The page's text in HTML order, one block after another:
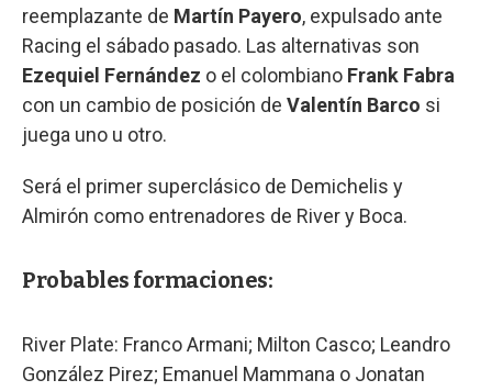
reemplazante de Martín Payero, expulsado ante
Racing el sábado pasado. Las alternativas son
Ezequiel Fernández o el colombiano Frank Fabra
con un cambio de posición de Valentín Barco si
juega uno u otro.
Será el primer superclásico de Demichelis y
Almirón como entrenadores de River y Boca.
Probables formaciones:
River Plate: Franco Armani; Milton Casco; Leandro
González Pirez; Emanuel Mammana o Jonatan